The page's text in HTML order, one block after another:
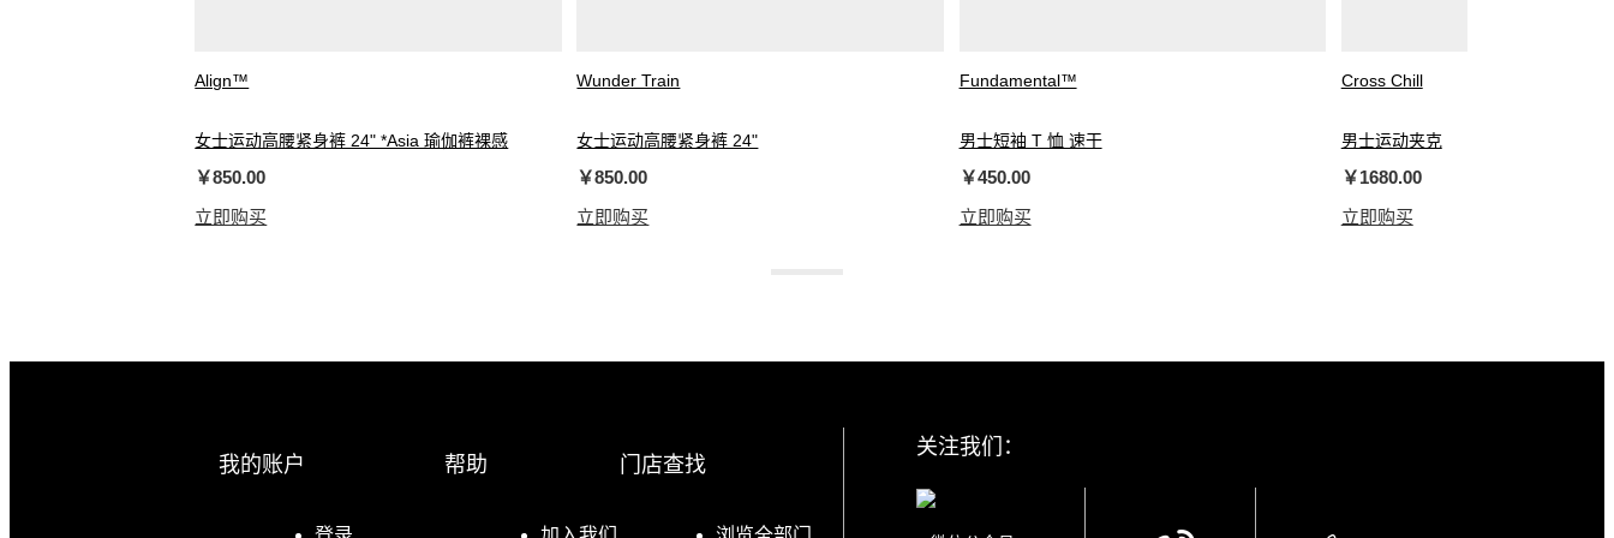
Align™
女士运动高腰紧身裤 24" *Asia 瑜伽裤裸感
￥850.00
立即购买
Wunder Train
女士运动高腰紧身裤 24"
￥850.00
立即购买
Fundamental™
男士短袖 T 恤 速干
￥450.00
立即购买
Cross Chill
男士运动夹克
￥1680.00
立即购买
我的账户 帮助 门店查找
关注我们：